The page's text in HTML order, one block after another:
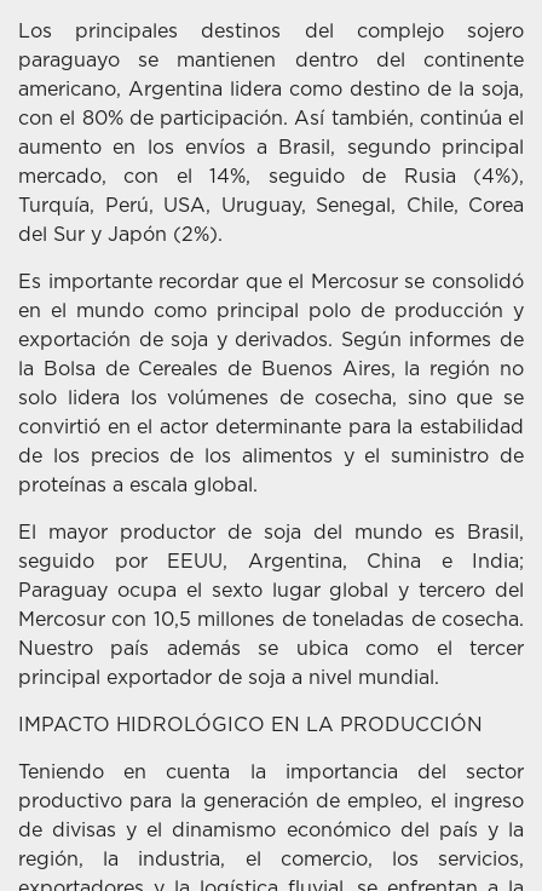
Los principales destinos del complejo sojero
paraguayo se mantienen dentro del continente
americano, Argentina lidera como destino de la soja,
con el 80% de participación. Así también, continúa el
aumento en los envíos a Brasil, segundo principal
mercado, con el 14%, seguido de Rusia (4%),
Turquía, Perú, USA, Uruguay, Senegal, Chile, Corea
del Sur y Japón (2%).
Es importante recordar que el Mercosur se consolidó
en el mundo como principal polo de producción y
exportación de soja y derivados. Según informes de
la Bolsa de Cereales de Buenos Aires, la región no
solo lidera los volúmenes de cosecha, sino que se
convirtió en el actor determinante para la estabilidad
de los precios de los alimentos y el suministro de
proteínas a escala global.
El mayor productor de soja del mundo es Brasil,
seguido por EEUU, Argentina, China e India;
Paraguay ocupa el sexto lugar global y tercero del
Mercosur con 10,5 millones de toneladas de cosecha.
Nuestro país además se ubica como el tercer
principal exportador de soja a nivel mundial.
IMPACTO HIDROLÓGICO EN LA PRODUCCIÓN
Teniendo en cuenta la importancia del sector
productivo para la generación de empleo, el ingreso
de divisas y el dinamismo económico del país y la
región, la industria, el comercio, los servicios,